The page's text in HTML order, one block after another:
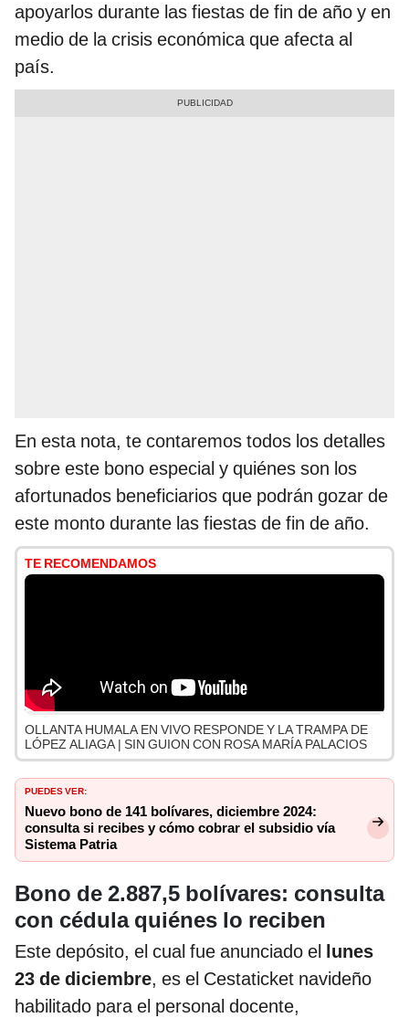
apoyarlos durante las fiestas de fin de año y en
medio de la crisis económica que afecta al
país.
En esta nota, te contaremos todos los detalles
sobre este bono especial y quiénes son los
afortunados beneficiarios que podrán gozar de
este monto durante las fiestas de fin de año.
TE RECOMENDAMOS
OLLANTA HUMALA EN VIVO RESPONDE Y LA TRAMPA DE
LÓPEZ ALIAGA | SIN GUION CON ROSA MARÍA PALACIOS
PUEDES VER:
Nuevo bono de 141 bolívares, diciembre 2024:
consulta si recibes y cómo cobrar el subsidio vía
Sistema Patria
Bono de 2.887,5 bolívares: consulta
con cédula quiénes lo reciben
Este depósito, el cual fue anunciado el lunes
23 de diciembre, es el Cestaticket navideño
habilitado para el personal docente,